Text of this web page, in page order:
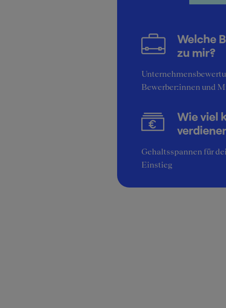
Welche
zu mir?
Bewerber:innen und
Wie viel
Gehaltsspannen für
Einstieg